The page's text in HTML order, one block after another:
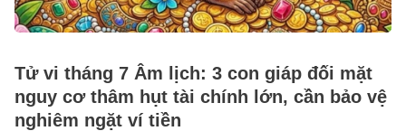
Tử vi tháng 7 Âm lịch: 3 con giáp đối mặt
nguy cơ thâm hụt tài chính lớn, cần bảo vệ
nghiêm ngặt ví tiền